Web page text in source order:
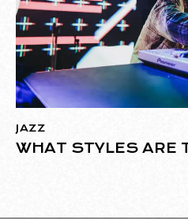
JAZZ
WHAT STYLES ARE